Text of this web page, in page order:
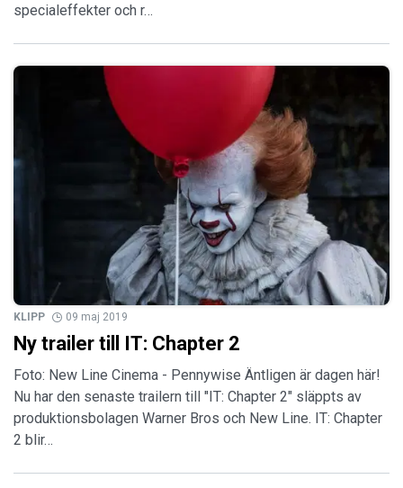
specialeffekter och r…
KLIPP 09 maj 2019
Ny trailer till IT: Chapter 2
Foto: New Line Cinema - Pennywise Äntligen är dagen här!
Nu har den senaste trailern till "IT: Chapter 2" släppts av
produktionsbolagen Warner Bros och New Line. IT: Chapter
2 blir…